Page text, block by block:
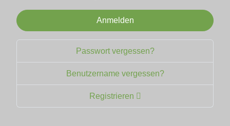
Anmelden
Passwort vergessen?
Benutzername vergessen?
Registrieren